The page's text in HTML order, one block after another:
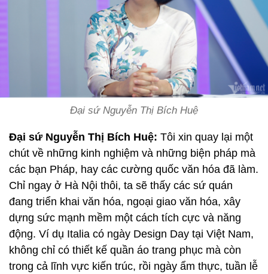
Đại sứ Nguyễn Thị Bích Huệ
Đại sứ Nguyễn Thị Bích Huệ: Tôi xin quay lại một
chút về những kinh nghiệm và những biện pháp mà
các bạn Pháp, hay các cường quốc văn hóa đã làm.
Chỉ ngay ở Hà Nội thôi, ta sẽ thấy các sứ quán
đang triển khai văn hóa, ngoại giao văn hóa, xây
dựng sức mạnh mềm một cách tích cực và năng
động. Ví dụ Italia có ngày Design Day tại Việt Nam,
không chỉ có thiết kế quần áo trang phục mà còn
trong cả lĩnh vực kiến trúc, rồi ngày ẩm thực, tuần lễ